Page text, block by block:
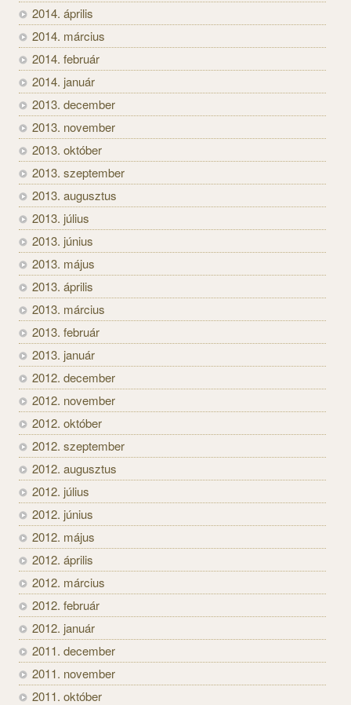
2014. április
2014. március
2014. február
2014. január
2013. december
2013. november
2013. október
2013. szeptember
2013. augusztus
2013. július
2013. június
2013. május
2013. április
2013. március
2013. február
2013. január
2012. december
2012. november
2012. október
2012. szeptember
2012. augusztus
2012. július
2012. június
2012. május
2012. április
2012. március
2012. február
2012. január
2011. december
2011. november
2011. október